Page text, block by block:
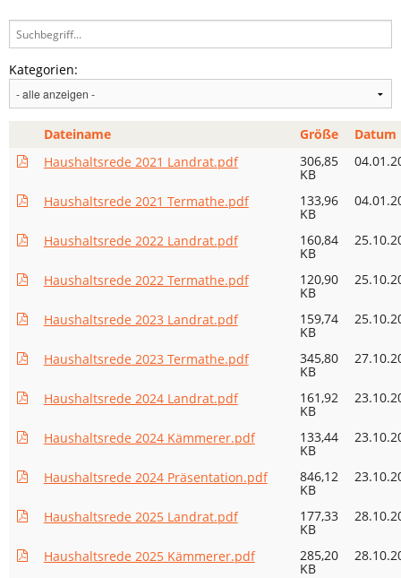
Kategorien:
Dateiname Größe
Datum
Haushaltsrede 2021 Landrat.pdf
306,85
KB
Haushaltsrede 2021 Termathe.pdf 133,96
KB
Haushaltsrede 2022 Landrat.pdf 160,84
KB
Haushaltsrede 2022 Termathe.pdf 120,90
KB
Haushaltsrede 2023 Landrat.pdf 159,74
KB
Haushaltsrede 2023 Termathe.pdf 345,80
KB
Haushaltsrede 2024 Landrat.pdf 161,92
KB
Haushaltsrede 2024 Kämmerer.pdf 133,44
KB
Haushaltsrede 2024 Präsentation.pdf 846,12
KB
Haushaltsrede 2025 Landrat.pdf 177,33
KB
Haushaltsrede 2025 Kämmerer.pdf 285,20
KB